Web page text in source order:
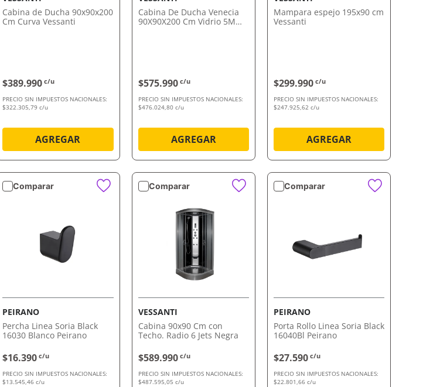
Cabina de Ducha 90x90x200
Cm Curva Vessanti
$389.990 c/u
PRECIO SIN IMPUESTOS NACIONALES:
$322.305,79 c/u
AGREGAR
Cabina De Ducha Venecia
90X90X200 Cm Vidrio 5Mm
$575.990 c/u
PRECIO SIN IMPUESTOS NACIONALES:
$476.024,80 c/u
AGREGAR
Mampara espejo 195x90 cm
Vessanti
$299.990 c/u
PRECIO SIN IMPUESTOS NACIONALES:
$247.925,62 c/u
AGREGAR
Comparar
PEIRANO
Percha Linea Soria Black
16030 Blanco Peirano
$16.390 c/u
PRECIO SIN IMPUESTOS NACIONALES:
$13.545,46 c/u
Comparar
VISTA RÁPIDA
VESSANTI
Cabina 90x90 Cm con
Techo. Radio 6 Jets Negra
$589.990 c/u
PRECIO SIN IMPUESTOS NACIONALES:
$487.595,05 c/u
Comparar
PEIRANO
Porta Rollo Linea Soria Black
16040Bl Peirano
$27.590 c/u
PRECIO SIN IMPUESTOS NACIONALES:
$22.801,66 c/u